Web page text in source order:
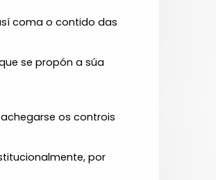
coma o contido das
se propón a súa
os controis
por